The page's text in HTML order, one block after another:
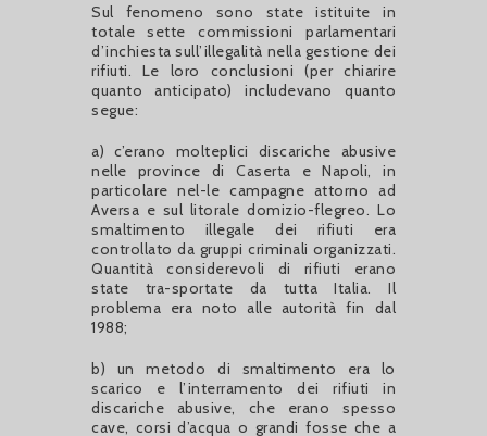
Sul fenomeno sono state istituite in
totale sette commissioni parlamentari
d’inchiesta sull’illegalità nella gestione dei
rifiuti. Le loro conclusioni (per chiarire
quanto anticipato) includevano quanto
segue:
a) c’erano molteplici discariche abusive
nelle province di Caserta e Napoli, in
particolare nel-le campagne attorno ad
Aversa e sul litorale domizio-flegreo. Lo
smaltimento illegale dei rifiuti era
controllato da gruppi criminali organizzati.
Quantità considerevoli di rifiuti erano
state tra-sportate da tutta Italia. Il
problema era noto alle autorità fin dal
1988;
b) un metodo di smaltimento era lo
scarico e l’interramento dei rifiuti in
discariche abusive, che erano spesso
cave, corsi d’acqua o grandi fosse che a